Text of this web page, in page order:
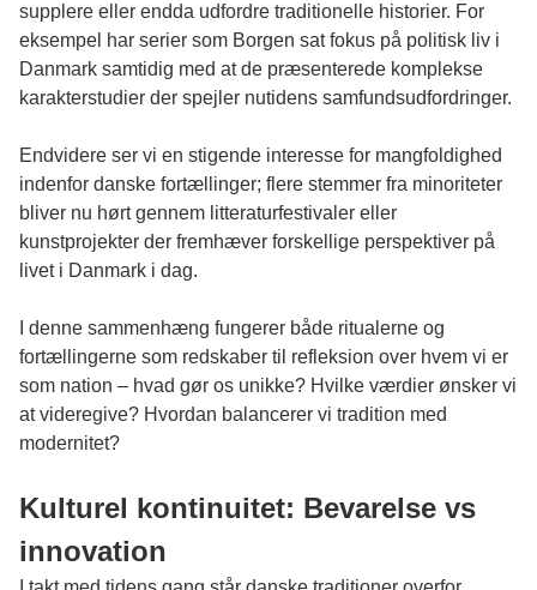
supplere eller endda udfordre traditionelle historier. For
eksempel har serier som Borgen sat fokus på politisk liv i
Danmark samtidig med at de præsenterede komplekse
karakterstudier der spejler nutidens samfundsudfordringer.
Endvidere ser vi en stigende interesse for mangfoldighed
indenfor danske fortællinger; flere stemmer fra minoriteter
bliver nu hørt gennem litteraturfestivaler eller
kunstprojekter der fremhæver forskellige perspektiver på
livet i Danmark i dag.
I denne sammenhæng fungerer både ritualerne og
fortællingerne som redskaber til refleksion over hvem vi er
som nation – hvad gør os unikke? Hvilke værdier ønsker vi
at videregive? Hvordan balancerer vi tradition med
modernitet?
Kulturel kontinuitet: Bevarelse vs
innovation